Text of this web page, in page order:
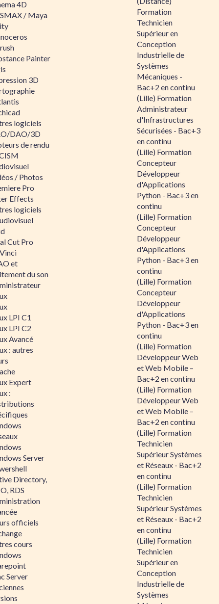
4D
/ Maya
Painter
3D
logiciels
DAO/3D
de rendu
/ Photos
Pro
Effects
logiciels
Cut Pro
et
du son
LPI C1
LPI C2
Avancé
: autres
Expert
:
Server
Directory,
RDS
officiels
cours
Server
Formation
Technicien
Supérieur en
Conception
Industrielle de
Systèmes
Mécaniques -
Bac+2 en continu
(Lille) Formation
Administrateur
d'Infrastructures
Sécurisées - Bac+3
en continu
(Lille) Formation
Concepteur
Développeur
d'Applications
Python - Bac+3 en
continu
(Lille) Formation
Concepteur
Développeur
d'Applications
Python - Bac+3 en
continu
(Lille) Formation
Concepteur
Développeur
d'Applications
Python - Bac+3 en
continu
(Lille) Formation
Développeur Web
et Web Mobile –
Bac+2 en continu
(Lille) Formation
Développeur Web
et Web Mobile –
Bac+2 en continu
(Lille) Formation
Technicien
Supérieur Systèmes
et Réseaux - Bac+2
en continu
(Lille) Formation
Technicien
Supérieur Systèmes
et Réseaux - Bac+2
en continu
(Lille) Formation
Technicien
Supérieur en
Conception
Industrielle de
Systèmes